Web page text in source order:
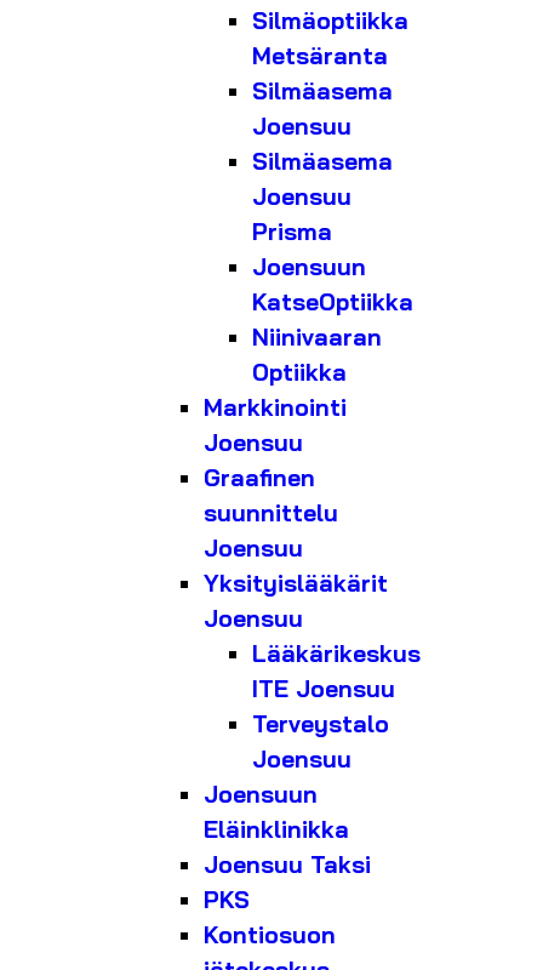
Silmäoptiikka
Metsäranta
Silmäasema
Joensuu
Silmäasema
Joensuu
Prisma
Joensuun
KatseOptiikka
Niinivaaran
Optiikka
Markkinointi
Joensuu
Graafinen
suunnittelu
Joensuu
Yksityislääkärit
Joensuu
Lääkärikeskus
ITE Joensuu
Terveystalo
Joensuu
Joensuun
Eläinklinikka
Joensuu Taksi
PKS
Kontiosuon